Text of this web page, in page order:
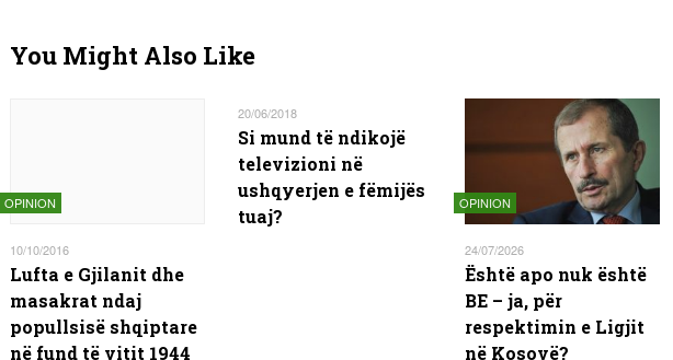
You Might Also Like
OPINION
10/10/2016
Lufta e Gjilanit dhe
masakrat ndaj
popullsisë shqiptare
në fund të vitit 1944
20/06/2018
Si mund të ndikojë
televizioni në
ushqyerjen e fëmijës
tuaj?
OPINION
24/07/2026
Është apo nuk është
BE – ja, për
respektimin e Ligjit
në Kosovë?